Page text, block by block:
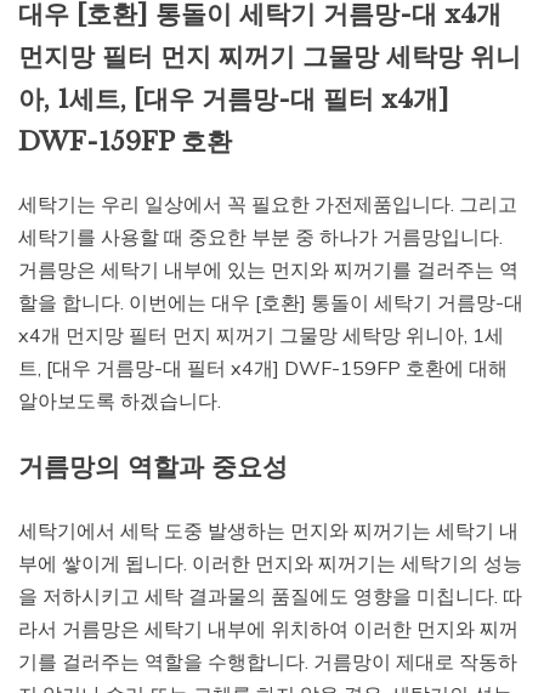
대우 [호환] 통돌이 세탁기 거름망-대 x4개
먼지망 필터 먼지 찌꺼기 그물망 세탁망 위니
아, 1세트, [대우 거름망-대 필터 x4개]
DWF-159FP 호환
세탁기는 우리 일상에서 꼭 필요한 가전제품입니다. 그리고
세탁기를 사용할 때 중요한 부분 중 하나가 거름망입니다.
거름망은 세탁기 내부에 있는 먼지와 찌꺼기를 걸러주는 역
할을 합니다. 이번에는 대우 [호환] 통돌이 세탁기 거름망-대
x4개 먼지망 필터 먼지 찌꺼기 그물망 세탁망 위니아, 1세
트, [대우 거름망-대 필터 x4개] DWF-159FP 호환에 대해
알아보도록 하겠습니다.
거름망의 역할과 중요성
세탁기에서 세탁 도중 발생하는 먼지와 찌꺼기는 세탁기 내
부에 쌓이게 됩니다. 이러한 먼지와 찌꺼기는 세탁기의 성능
을 저하시키고 세탁 결과물의 품질에도 영향을 미칩니다. 따
라서 거름망은 세탁기 내부에 위치하여 이러한 먼지와 찌꺼
기를 걸러주는 역할을 수행합니다. 거름망이 제대로 작동하